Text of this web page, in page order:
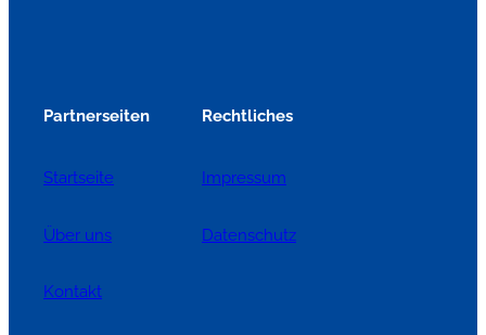
Partnerseiten
Startseite
Über uns
Kontakt
Rechtliches
Impressum
Datenschutz